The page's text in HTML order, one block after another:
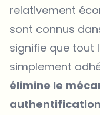
relativement
sont connus
signifie que tout
simplement
élimine le